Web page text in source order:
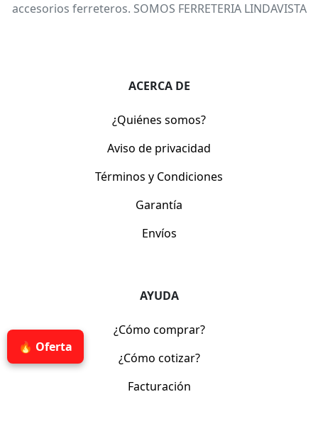
🔥 Oferta
accesorios ferreteros. SOMOS FERRETERIA LINDAVISTA
ACERCA DE
¿Quiénes somos?
Aviso de privacidad
Términos y Condiciones
Garantía
Envíos
AYUDA
¿Cómo comprar?
¿Cómo cotizar?
Facturación